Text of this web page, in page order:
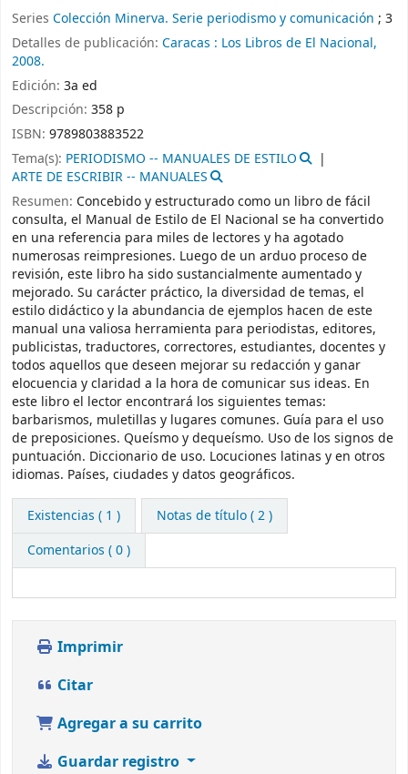
Series Colección Minerva. Serie periodismo y comunicación ; 3
Detalles de publicación: Caracas : Los Libros de El Nacional,
2008.
Edición: 3a ed
Descripción: 358 p
ISBN: 9789803883522
Tema(s): PERIODISMO -- MANUALES DE ESTILO
ARTE DE ESCRIBIR -- MANUALES
Resumen: Concebido y estructurado como un libro de fácil
consulta, el Manual de Estilo de El Nacional se ha convertido
en una referencia para miles de lectores y ha agotado
numerosas reimpresiones. Luego de un arduo proceso de
revisión, este libro ha sido sustancialmente aumentado y
mejorado. Su carácter práctico, la diversidad de temas, el
estilo didáctico y la abundancia de ejemplos hacen de este
manual una valiosa herramienta para periodistas, editores,
publicistas, traductores, correctores, estudiantes, docentes y
todos aquellos que deseen mejorar su redacción y ganar
elocuencia y claridad a la hora de comunicar sus ideas. En
este libro el lector encontrará los siguientes temas:
barbarismos, muletillas y lugares comunes. Guía para el uso
de preposiciones. Queísmo y dequeísmo. Uso de los signos de
puntuación. Diccionario de uso. Locuciones latinas y en otros
idiomas. Países, ciudades y datos geográficos.
Existencias ( 1 )
Notas de título ( 2 )
Comentarios ( 0 )
Imprimir
Citar
Agregar a su carrito
Guardar registro